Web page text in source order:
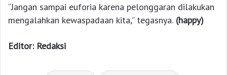
“Jangan sampai euforia karena pelonggaran dilakukan
mengalahkan kewaspadaan kita,” tegasnya. (happy)
Editor: Redaksi